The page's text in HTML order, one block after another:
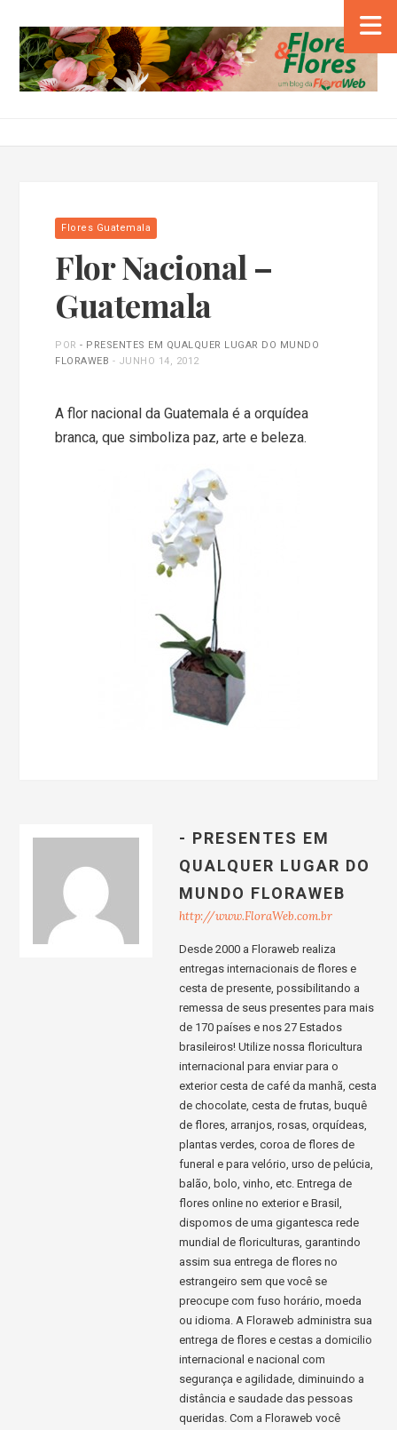
Flores Guatemala
Flor Nacional –
Guatemala
POR- PRESENTES EM QUALQUER LUGAR DO MUNDO
FLORAWEB - JUNHO 14, 2012
A flor nacional da Guatemala é a orquídea
branca, que simboliza paz, arte e beleza.
- PRESENTES EM
QUALQUER LUGAR DO
MUNDO FLORAWEB
http://www.FloraWeb.com.br
Desde 2000 a Floraweb realiza
entregas internacionais de flores e
cesta de presente, possibilitando a
remessa de seus presentes para mais
de 170 países e nos 27 Estados
brasileiros! Utilize nossa floricultura
internacional para enviar para o
exterior cesta de café da manhã, cesta
de chocolate, cesta de frutas, buquê
de flores, arranjos, rosas, orquídeas,
plantas verdes, coroa de flores de
funeral e para velório, urso de pelúcia,
balão, bolo, vinho, etc. Entrega de
flores online no exterior e Brasil,
dispomos de uma gigantesca rede
mundial de floriculturas, garantindo
assim sua entrega de flores no
estrangeiro sem que você se
preocupe com fuso horário, moeda
ou idioma. A Floraweb administra sua
entrega de flores e cestas a domicilio
internacional e nacional com
segurança e agilidade, diminuindo a
distância e saudade das pessoas
queridas. Com a Floraweb você